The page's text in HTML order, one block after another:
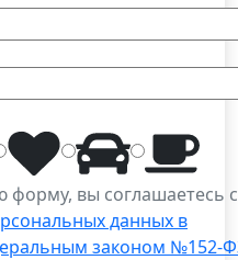
форму, вы соглашаетесь
данных в
законом №152-